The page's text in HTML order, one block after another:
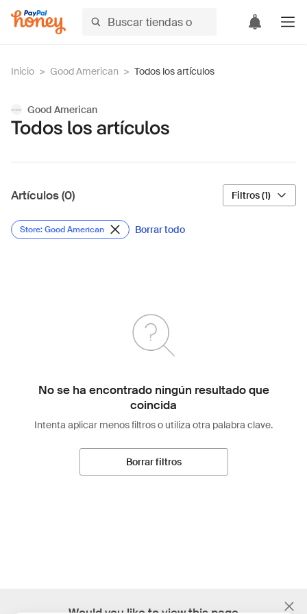
Inicio > Good American > Todos los artículos
Good American
Todos los artículos
Artículos (0) Filtros (1)
Store: Good American Borrar todo
No se ha encontrado ningún resultado que
coincida
Intenta aplicar menos filtros o utiliza otra palabra clave.
Borrar filtros